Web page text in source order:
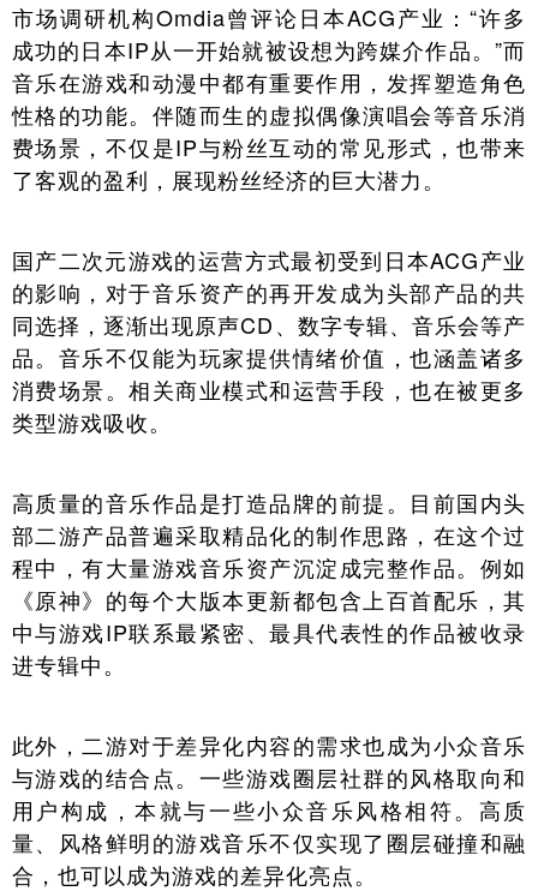
市场调研机构Omdia曾评论日本ACG产业：“许多
成功的日本IP从一开始就被设想为跨媒介作品。”而
音乐在游戏和动漫中都有重要作用，发挥塑造角色
性格的功能。伴随而生的虚拟偶像演唱会等音乐消
费场景，不仅是IP与粉丝互动的常见形式，也带来
了客观的盈利，展现粉丝经济的巨大潜力。
国产二次元游戏的运营方式最初受到日本ACG产业
的影响，对于音乐资产的再开发成为头部产品的共
同选择，逐渐出现原声CD、数字专辑、音乐会等产
品。音乐不仅能为玩家提供情绪价值，也涵盖诸多
消费场景。相关商业模式和运营手段，也在被更多
类型游戏吸收。
高质量的音乐作品是打造品牌的前提。目前国内头
部二游产品普遍采取精品化的制作思路，在这个过
程中，有大量游戏音乐资产沉淀成完整作品。例如
《原神》的每个大版本更新都包含上百首配乐，其
中与游戏IP联系最紧密、最具代表性的作品被收录
进专辑中。
此外，二游对于差异化内容的需求也成为小众音乐
与游戏的结合点。一些游戏圈层社群的风格取向和
用户构成，本就与一些小众音乐风格相符。高质
量、风格鲜明的游戏音乐不仅实现了圈层碰撞和融
合，也可以成为游戏的差异化亮点。